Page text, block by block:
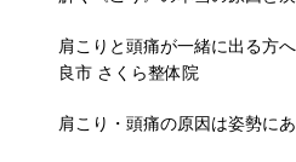
肩こりと頭痛が一緒に出る方
良市 さくら整体院
肩こり・頭痛の原因は姿勢に